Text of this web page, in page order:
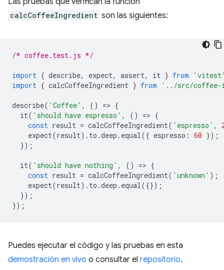
calcCoffeeIngredient son las siguientes:
/* coffee.test.js */
import { describe, expect, assert, it } from
import { calcCoffeeIngredient } from '../src/coffee-
describe( 'Coffee' , () => {
it( 'should have espresso' , () => {
const result = calcCoffeeIngredient( 'espresso' ,
expect(result). to .deep . equal({ espresso : 60 });
});
it( 'should have nothing' , () => {
const result = calcCoffeeIngredient( 'unknown' );
expect(result). to .deep . equal({});
});
});
Puedes ejecutar el código y las pruebas en esta
demostración en vivo o consultar el repositorio.